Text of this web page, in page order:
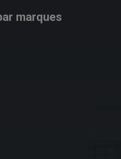
marques